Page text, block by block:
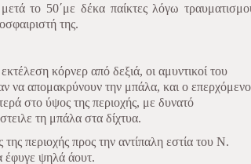
το 50΄με δέκα παίκτες λόγω
της.
κόρνερ από δεξιά, οι αμυντικοί του
απομακρύνουν την μπάλα, και ο
στο ύψος της περιοχής, με δυνατό
τη μπάλα στα δίχτυα.
περιοχής προς την αντίπαλη εστία του Ν.
ψηλά άουτ.